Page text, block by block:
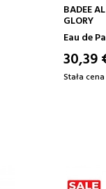
BADEE
GLORY
Eau de
30,39
Stała